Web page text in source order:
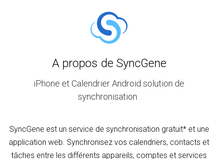
A propos de SyncGene
iPhone et Calendrier Android solution de
synchronisation .
SyncGene est un service de synchronisation gratuit* et une
application web. Synchronisez vos calendriers, contacts et
tâches entre les différents appareils, comptes et services